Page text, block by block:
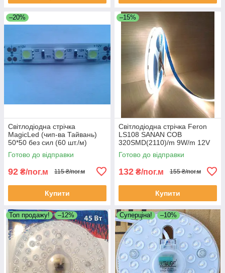
–20%
Світлодіодна стрічка
MagicLed (чип-ва Тайвань)
50*50 без сил (60 шт./м)
червона
Готово до відправки
92 ₴/пог.м 115 ₴/пог.м
Купити
–15%
Світлодіодна стрічка Feron
LS108 SANAN COB
320SMD(2110)/m 9W/m 12V
6500K
Готово до відправки
132 ₴/пог.м 155 ₴/пог.м
Купити
Топ продажу! –12% Суперціна! –10%